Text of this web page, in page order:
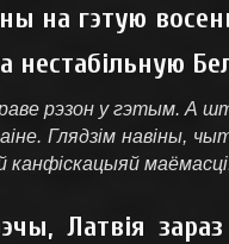
на гэтую
нестабільную
рэзон у гэтым.
Глядзім навіны,
канфіскацыяй
Латвія